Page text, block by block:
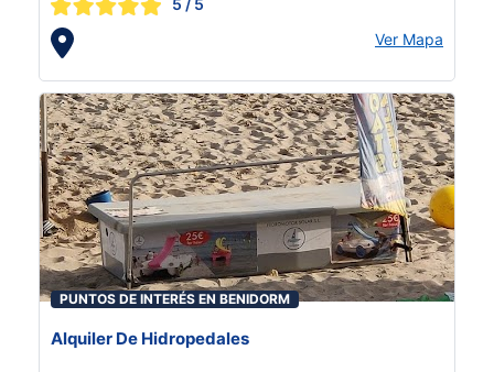
5 / 5
Ver Mapa
PUNTOS DE INTERÉS EN BENIDORM
Alquiler De Hidropedales